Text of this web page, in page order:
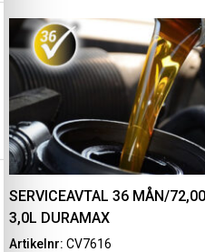
RAMBOX RAMSEAL
SERVICEAVTAL 36 MÅN/
3,0L DURAMAX
Artikelnr: CV7616